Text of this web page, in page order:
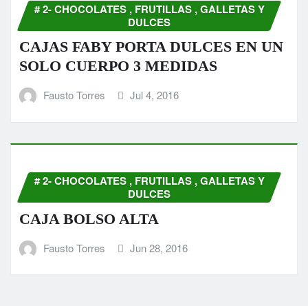
# 2- CHOCOLATES , FRUTILLAS , GALLETAS Y
DULCES
CAJAS FABY PORTA DULCES EN UN
SOLO CUERPO 3 MEDIDAS
Fausto Torres Jul 4, 2016
# 2- CHOCOLATES , FRUTILLAS , GALLETAS Y
DULCES
CAJA BOLSO ALTA
Fausto Torres Jun 28, 2016